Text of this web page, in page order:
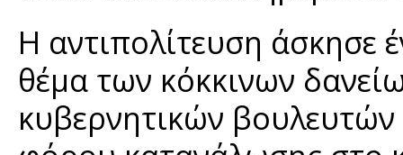
Η αντιπολίτευση άσκησε
θέμα των κόκκινων
κυβερνητικών